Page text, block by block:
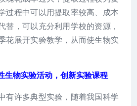
过程中可以用提取率较高、成本
替，可以充分利用学校的资源，
花展开实验教学，从而使生物实
物实验活动，创新实验课程
许多典型实验，随着我国科学